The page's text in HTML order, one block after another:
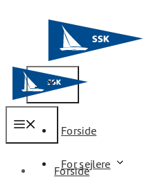
Menu
Forside
For sejlere
Menu
Forside